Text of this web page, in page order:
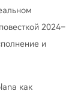
2024–
и
как